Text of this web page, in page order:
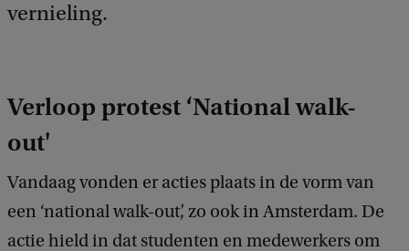
vernieling.
Verloop protest ‘National walk-
out'
Vandaag vonden er acties plaats in de vorm van
een ‘national walk-out’, zo ook in Amsterdam. De
actie hield in dat studenten en medewerkers om